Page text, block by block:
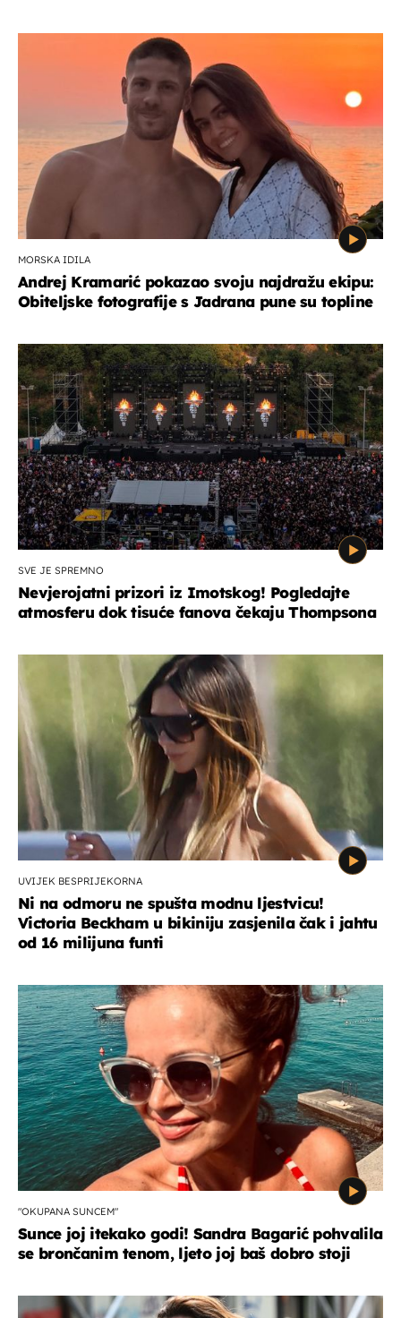
MORSKA IDILA
Andrej Kramarić pokazao svoju najdražu ekipu:
Obiteljske fotografije s Jadrana pune su topline
SVE JE SPREMNO
Nevjerojatni prizori iz Imotskog! Pogledajte
atmosferu dok tisuće fanova čekaju Thompsona
UVIJEK BESPRIJEKORNA
Ni na odmoru ne spušta modnu ljestvicu!
Victoria Beckham u bikiniju zasjenila čak i jahtu
od 16 milijuna funti
"OKUPANA SUNCEM"
Sunce joj itekako godi! Sandra Bagarić pohvalila
se brončanim tenom, ljeto joj baš dobro stoji